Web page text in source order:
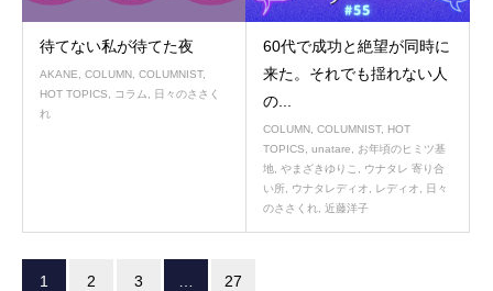
待てない私が待てた夜
AKANE COLUMN COLUMNIST,
HOT TOPICS
コラム
日々のささく
れ
60代で成功と絶望が同時に
来た。それでも揺れない人
の...
COLUMN COLUMNIST, HOT
TOPICS
unatare
お年頃のヒミツ基
地 やまざきゆりこ
ウナタレ 寄り合
い所
ウナタレディオ レディオ
日々
のささくれ
近藤洋子
1 2 3 27